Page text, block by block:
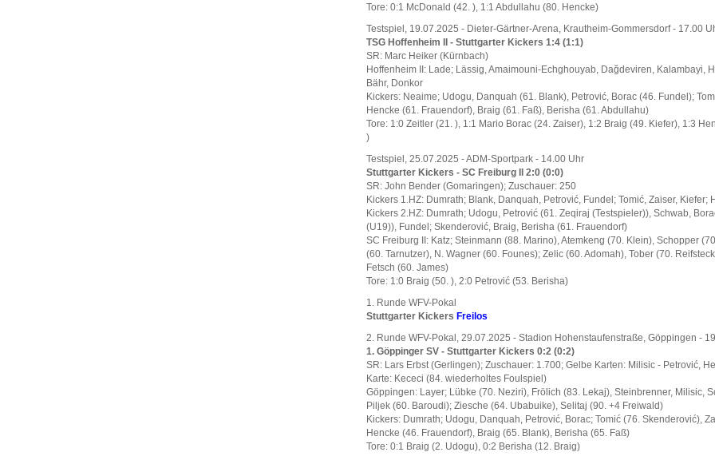
Tore: 0:1 McDonald (42. ), 1:1 Abdullahu (80. Hencke)
Testspiel, 19.07.2025 - Dieter-Gärtner-Arena, Krautheim-Gommersdorf - 17.00
TSG Hoffenheim II - Stuttgarter Kickers 1:4 (1:1)
SR: Marc Heiker (Kürnbach)
Hoffenheim II: Lade; Lässig, Amaimouni-Echghouyab, Dağdeviren, Kalambayi,
Bähr, Donkor
Kickers: Neaime; Udogu, Danquah (61. Blank), Petrović, Borac (46. Fundel);
Hencke (61. Frauendorf), Braig (61. Faß), Berisha (61. Abdullahu)
Tore: 1:0 Zeitler (21. ), 1:1 Mario Borac (24. Zaiser), 1:2 Braig (49. Kiefer), 1:3
)
Testspiel, 25.07.2025 - ADM-Sportpark - 14.00 Uhr
Stuttgarter Kickers - SC Freiburg II 2:0 (0:0)
SR: John Bender (Gomaringen); Zuschauer: 250
Kickers 1.HZ: Dumrath; Blank, Danquah, Petrović, Fundel; Tomić, Zaiser, Kiefer;
Kickers 2.HZ: Dumrath; Udogu, Petrović (61. Zeqiraj (Testspieler)), Schwab,
(U19)), Fundel; Skenderović, Braig, Berisha (61. Frauendorf)
SC Freiburg II: Katz; Steinmann (88. Marino), Atemkeng (70. Klein), Schopper
(60. Tarnutzer), N. Wagner (60. Founes); Zelic (60. Adomah), Tober (70.
Fetsch (60. James)
Tore: 1:0 Braig (50. ), 2:0 Petrović (53. Berisha)
1. Runde WFV-Pokal
Stuttgarter Kickers Freilos
2. Runde WFV-Pokal, 29.07.2025 - Stadion Hohenstaufenstraße, Göppingen -
1. Göppinger SV - Stuttgarter Kickers 0:2 (0:2)
SR: Lars Erbst (Gerlingen); Zuschauer: 1.700; Gelbe Karten: Milisic - Petrović,
Karte: Kececi (84. wiederholtes Foulspiel)
Göppingen: Layer; Lübke (70. Neziri), Frölich (83. Lekaj), Steinbrenner, Milisic,
Piljek (60. Baroudi); Ziesche (64. Ubabuike), Selitaj (90. +4 Freiwald)
Kickers: Dumrath; Udogu, Danquah, Petrović, Borac; Tomić (76. Skenderović),
Hencke (46. Frauendorf), Braig (65. Blank), Berisha (65. Faß)
Tore: 0:1 Braig (2. Udogu), 0:2 Berisha (12. Braig)